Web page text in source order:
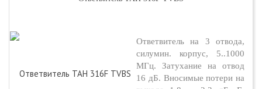
Ответвитель на 3 отвода,
силумин. корпус, 5..1000
МГц. Затухание на отвод
16 дБ. Вносимые потери на